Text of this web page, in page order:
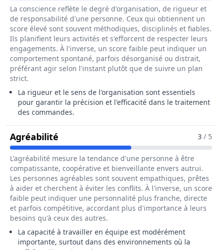
La conscience reflète le degré d'organisation, de rigueur et
de responsabilité d'une personne. Ceux qui obtiennent un
score élevé sont souvent méthodiques, disciplinés et fiables.
Ils planifient leurs activités et s'efforcent de respecter leurs
engagements. À l'inverse, un score faible peut indiquer un
comportement spontané, parfois désorganisé ou distrait,
préférant agir selon l'instant plutôt que de suivre un plan
strict.
La rigueur et le sens de l'organisation sont essentiels
pour garantir la précision et l'efficacité dans le traitement
des commandes.
Agréabilité Pour Le Métier De Préparateur /
3 / 5
L'agréabilité mesure la tendance d'une personne à être
compatissante, coopérative et bienveillante envers autrui.
Les personnes agréables sont souvent empathiques, prêtes
à aider et cherchent à éviter les conflits. À l'inverse, un score
faible peut indiquer une personnalité plus franche, directe
et parfois compétitive, accordant plus d'importance à leurs
besoins qu'à ceux des autres.
La capacité à travailler en équipe est modérément
importante, surtout dans des environnements où la